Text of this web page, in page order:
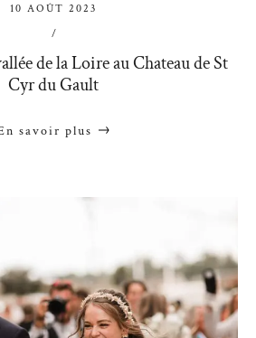
10 AOÛT 2023
/
de la Loire au Chateau de St
Cyr du Gault
savoir plus